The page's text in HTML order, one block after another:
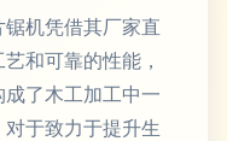
机凭借其厂家直
和可靠的性能，
了木工加工中一
于致力于提升生